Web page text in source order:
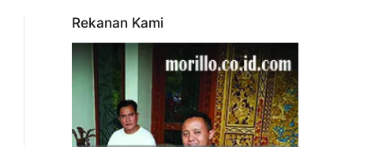
Rekanan Kami